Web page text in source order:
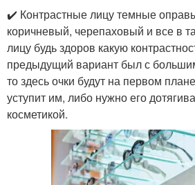
✔️ Контрастные лицу темные
коричневый, черепаховый и все в
лицу будь здоров какую
предыдущий вариант был с
то здесь очки будут на первом
уступит им, либо нужно его
косметикой.